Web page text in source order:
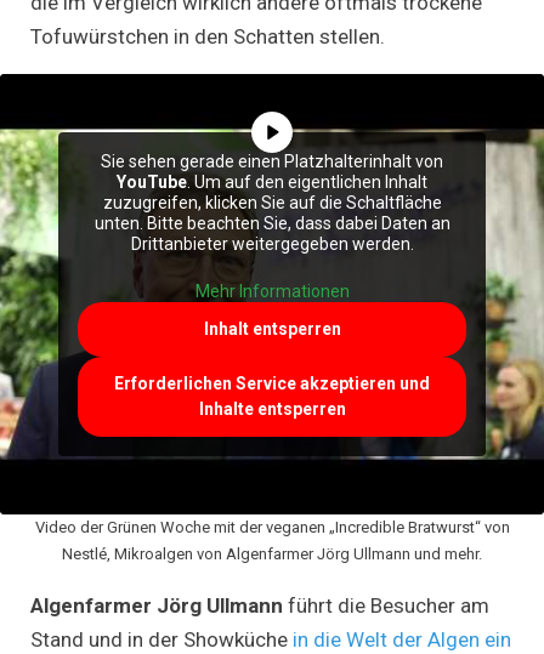
Tofuwürstchen in den Schatten stellen.
Sie sehen gerade einen Platzhalterinhalt von
YouTube . Um auf den eigentlichen Inhalt
zuzugreifen, klicken Sie auf die Schaltfläche
unten. Bitte beachten Sie, dass dabei Daten an
Drittanbieter weitergegeben werden.
Mehr Informationen
Inhalt entsperren
Erforderlichen Service akzeptieren und
Inhalte entsperren
Video der Grünen Woche mit der veganen „Incredible Bratwurst“ von
Nestlé, Mikroalgen von Algenfarmer Jörg Ullmann und mehr.
Algenfarmer Jörg Ullmann führt die Besucher am
Stand und in der Showküche in die Welt der Algen ein